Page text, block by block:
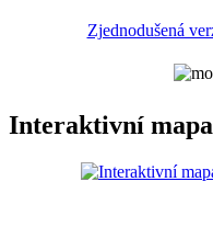
Zjednodušená
Interaktivní mapa